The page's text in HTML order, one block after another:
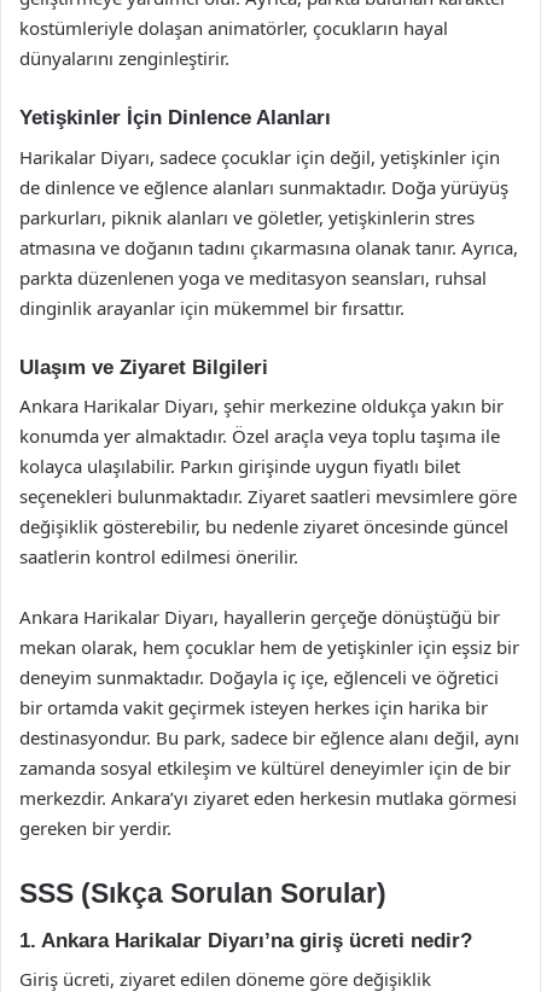
kostümleriyle dolaşan animatörler, çocukların hayal
dünyalarını zenginleştirir.
Yetişkinler İçin Dinlence Alanları
Harikalar Diyarı, sadece çocuklar için değil, yetişkinler için
de dinlence ve eğlence alanları sunmaktadır. Doğa yürüyüş
parkurları, piknik alanları ve göletler, yetişkinlerin stres
atmasına ve doğanın tadını çıkarmasına olanak tanır. Ayrıca,
parkta düzenlenen yoga ve meditasyon seansları, ruhsal
dinginlik arayanlar için mükemmel bir fırsattır.
Ulaşım ve Ziyaret Bilgileri
Ankara Harikalar Diyarı, şehir merkezine oldukça yakın bir
konumda yer almaktadır. Özel araçla veya toplu taşıma ile
kolayca ulaşılabilir. Parkın girişinde uygun fiyatlı bilet
seçenekleri bulunmaktadır. Ziyaret saatleri mevsimlere göre
değişiklik gösterebilir, bu nedenle ziyaret öncesinde güncel
saatlerin kontrol edilmesi önerilir.
Ankara Harikalar Diyarı, hayallerin gerçeğe dönüştüğü bir
mekan olarak, hem çocuklar hem de yetişkinler için eşsiz bir
deneyim sunmaktadır. Doğayla iç içe, eğlenceli ve öğretici
bir ortamda vakit geçirmek isteyen herkes için harika bir
destinasyondur. Bu park, sadece bir eğlence alanı değil, aynı
zamanda sosyal etkileşim ve kültürel deneyimler için de bir
merkezdir. Ankara’yı ziyaret eden herkesin mutlaka görmesi
gereken bir yerdir.
SSS (Sıkça Sorulan Sorular)
1. Ankara Harikalar Diyarı’na giriş ücreti nedir?
Giriş ücreti, ziyaret edilen döneme göre değişiklik